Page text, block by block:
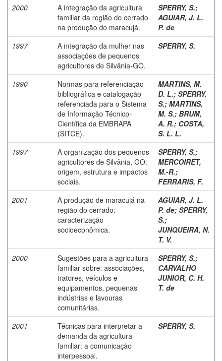
2000
A integração da agricultura
familiar da região do cerrado
na produção do maracujá.
SPERRY, S.;
AGUIAR, J. L.
P. de
1997
A integração da mulher nas
associações de pequenos
agricultores de Silvânia-GO.
SPERRY, S.
1990
Normas para referenciação
bibliográfica e catalogação
referenciada para o Sistema
de Informação Técnico-
Científica da EMBRAPA
(SITCE).
MARTINS, M.
D. L.; SPERRY,
S.; MARTINS,
M. S.; BRUM,
A. R.; COSTA,
S. L. L.
1997
A organização dos pequenos
agricultores de Silvânia, GO:
origem, estrutura e impactos
sociais.
SPERRY, S.;
MERCOIRET,
M.-R.;
FERRARIS, F.
2001
A produção de maracujá na
região do cerrado:
caracterização
socioeconômica.
AGUIAR, J. L.
P. de; SPERRY,
S.;
JUNQUEIRA, N.
T. V.
2000
Sugestões para a agricultura
familiar sobre: associações,
tratores, veículos e
equipamentos, pequenas
indústrias e lavouras
comunitárias.
SPERRY, S.;
CARVALHO
JUNIOR, C. H.
T. de
2001
Técnicas para interpretar a
demanda da agricultura
familiar: a comunicação
interpessoal.
SPERRY, S.